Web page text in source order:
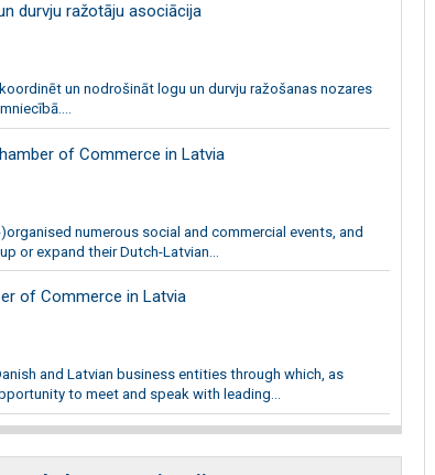
durvju ražotāju asociācija
un nodrošināt logu un durvju ražošanas nozares
of Commerce in Latvia
numerous social and commercial events, and
or expand their Dutch-Latvian...
of Commerce in Latvia
and Latvian business entities through which, as
to meet and speak with leading...